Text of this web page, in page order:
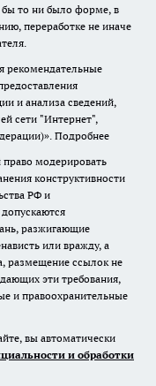
бы то ни было форме, в
переработке не иначе
рекомендательные
и анализа сведений,
сети "Интернет",
Подробнее
право модерировать
конструктивности
РФ и
разжигающие
или вражду, а
размещение ссылок не
эти требования,
и правоохранительные
вы автоматически
и обработки